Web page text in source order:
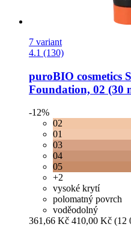
7 variant
4.1 (130)
puroBIO cosmetics
Foundation, 02 (30
-12%
02
01
03
04
05
+2
vysoké krytí
polomatný povrch
voděodolný
361,66 Kč 410,00 Kč (12